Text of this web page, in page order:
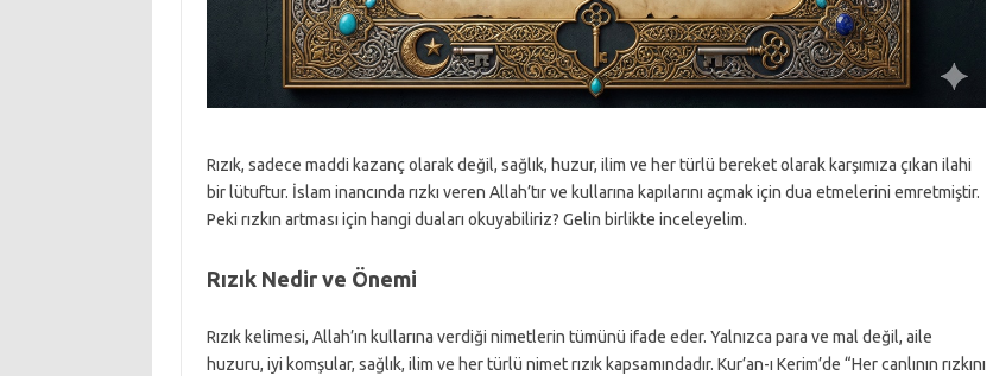
Rızık, sadece maddi kazanç olarak değil, sağlık, huzur, ilim ve her türlü bereket olarak karşımıza çıkan ilahi
bir lütuftur. İslam inancında rızkı veren Allah’tır ve kullarına kapılarını açmak için dua etmelerini emretmiştir.
Peki rızkın artması için hangi duaları okuyabiliriz? Gelin birlikte inceleyelim.
Rızık Nedir ve Önemi
Rızık kelimesi, Allah’ın kullarına verdiği nimetlerin tümünü ifade eder. Yalnızca para ve mal değil, aile
huzuru, iyi komşular, sağlık, ilim ve her türlü nimet rızık kapsamındadır. Kur’an-ı Kerim’de “Her canlının rızkını